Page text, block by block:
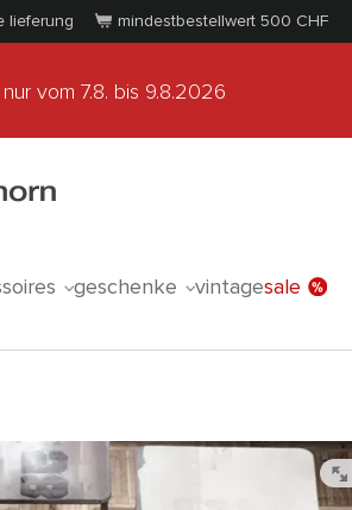
lieferung mindestbestellwert 500 CHF
nur vom 7.8. bis 9.8.2026
geschenke vintagesale